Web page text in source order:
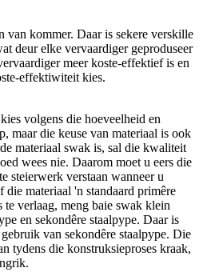
van kommer. Daar is sekere verskille
deur elke vervaardiger geproduseer
meer koste-effektief is en
effektiwiteit kies.
volgens die hoeveelheid en
maar die keuse van materiaal is ook
materiaal swak is, sal die kwaliteit
wees nie. Daarom moet u eers die
steierwerk verstaan ​​wanneer u
materiaal 'n standaard primêre
verlaag, meng baie swak klein
en sekondêre staalpype. Daar is
van sekondêre staalpype. Die
tydens die konstruksieproses kraak,